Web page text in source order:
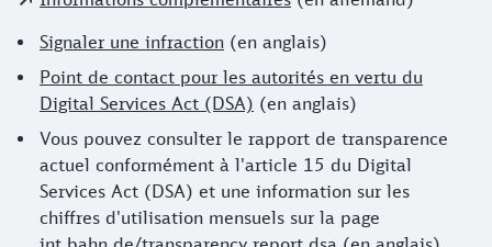
Signaler une infraction (en anglais)
Point de contact pour les autorités en vertu du
Digital Services Act (DSA) (en anglais)
Vous pouvez consulter le rapport de transparence
actuel conformément à l'article 15 du Digital
Services Act (DSA) et une information sur les
chiffres d'utilisation mensuels sur la page